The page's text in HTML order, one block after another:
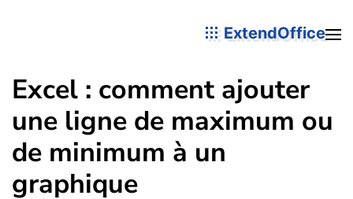
ExtendOffice
Excel : comment ajouter
une ligne de maximum ou
de minimum à un
graphique